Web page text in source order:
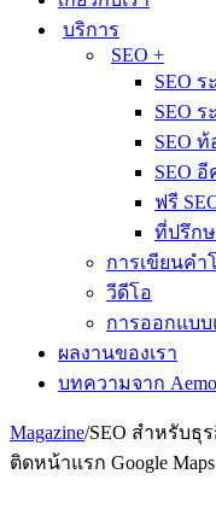
บริการ
SEO +
SEO
SEO
SEO
SEO
ฟรี
ที่ปรึกษ
การเขียนค
วีดีโอ
การออกแบ
ผลงานของเรา
บทความจาก
Magazine/SEO สำหรับธุ
ติดหน้าแรก Google Maps